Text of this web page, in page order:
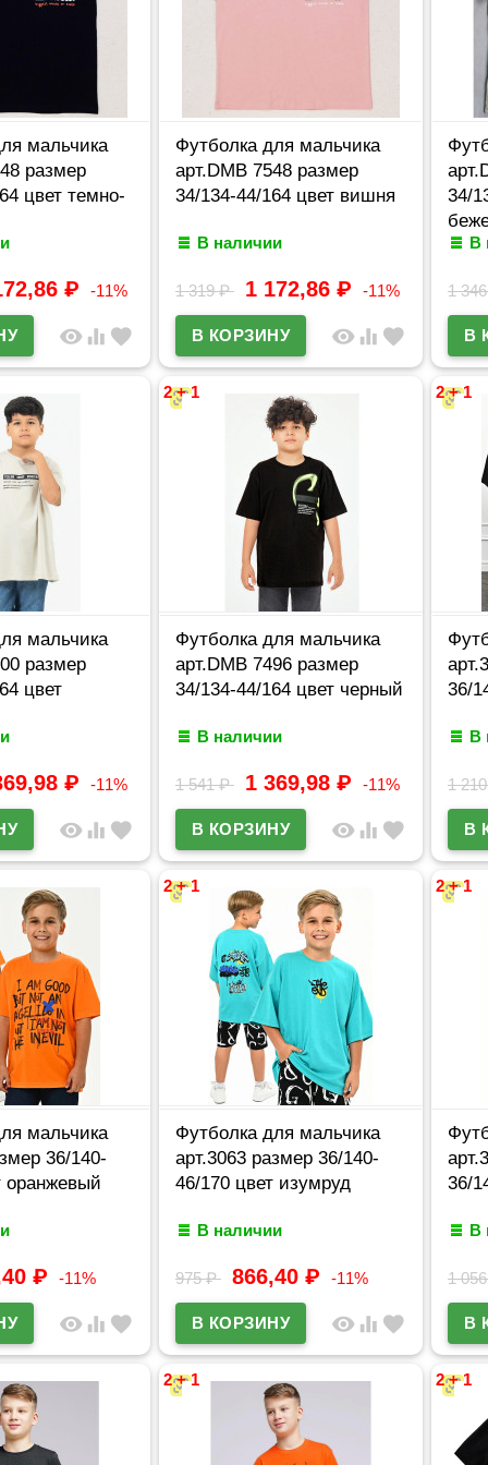
мальчика
размер
цвет темно-
₽ -11%
visibility equalizer favorite
Футболка для мальчика
арт.DMB 7548 размер
34/134-44/164 цвет вишня
В наличии
1 319₽ 1 172,86 ₽ -11%
visibility equalizer favorite
34/
В
1
мальчика
размер
цвет
₽ -11%
visibility equalizer favorite
2 + 1
Футболка для мальчика
арт.DMB 7496 размер
34/134-44/164 цвет черный
В наличии
1 541₽ 1 369,98 ₽ -11%
visibility equalizer favorite
2 + 1
36/
В
1
мальчика
36/140-
оранжевый
₽ -11%
visibility equalizer favorite
2 + 1
Футболка для мальчика
арт.3063 размер 36/140-
46/170 цвет изумруд
В наличии
975₽ 866,40 ₽ -11%
visibility equalizer favorite
2 + 1
36/
В
1
2 + 1 2 + 1